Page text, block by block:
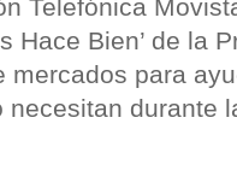
Telefónica
Hace Bien’ de la
mercados para
durante